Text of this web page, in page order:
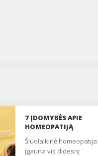
7 ĮDOMYBĖS APIE
HOMEOPATIJĄ
Šiuolaikinė homeopatija
įgauna vis didesnį